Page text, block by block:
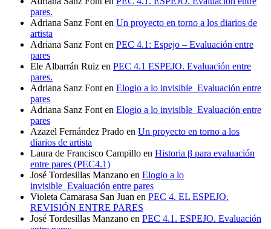
pares.
Adriana Sanz Font en Un proyecto en torno a los diarios de
artista
Adriana Sanz Font en PEC 4.1: Espejo – Evaluación entre
pares
Ele Albarrán Ruiz en PEC 4.1 ESPEJO. Evaluación entre
pares.
Adriana Sanz Font en Elogio a lo invisible_Evaluación entre
pares
Adriana Sanz Font en Elogio a lo invisible_Evaluación entre
pares
Azazel Fernández Prado en Un proyecto en torno a los
diarios de artista
Laura de Francisco Campillo en Historia β para evaluación
entre pares (PEC4.1)
José Tordesillas Manzano en Elogio a lo
invisible_Evaluación entre pares
Violeta Camarasa San Juan en PEC 4. EL ESPEJO.
REVISIÓN ENTRE PARES
José Tordesillas Manzano en PEC 4.1. ESPEJO. Evaluación